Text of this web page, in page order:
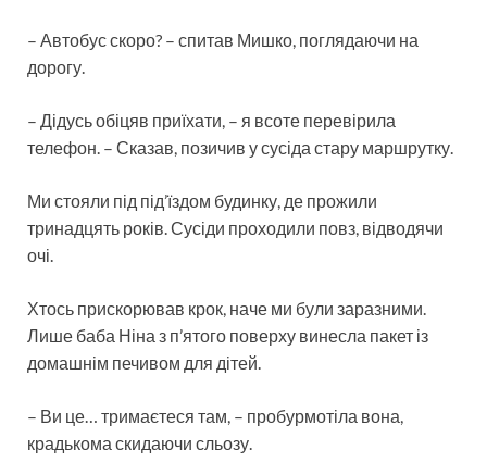
– Автобус скоро? – спитав Мишко, поглядаючи на
дорогу.
– Дідусь обіцяв приїхати, – я всоте перевірила
телефон. – Сказав, позичив у сусіда стару маршрутку.
Ми стояли під під’їздом будинку, де прожили
тринадцять років. Сусіди проходили повз, відводячи
очі.
Хтось прискорював крок, наче ми були заразними.
Лише баба Ніна з п’ятого поверху винесла пакет із
домашнім печивом для дітей.
– Ви це… тримаєтеся там, – пробурмотіла вона,
крадькома скидаючи сльозу.